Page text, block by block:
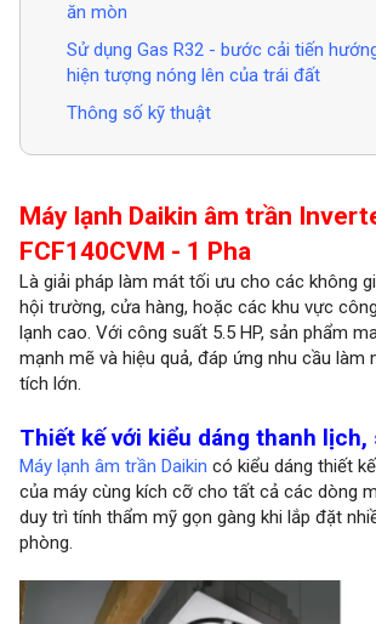
ăn mòn
Sử dụng Gas R32 - bước cải tiến
hiện tượng nóng lên của trái đất
Thông số kỹ thuật
Máy lạnh Daikin âm trần
FCF140CVM - 1 Pha
Là giải pháp làm mát tối ưu cho các không
hội trường, cửa hàng, hoặc các khu vực
lạnh cao. Với công suất 5.5 HP, sản phẩm
mạnh mẽ và hiệu quả, đáp ứng nhu cầu
tích lớn.
Thiết kế với kiểu dáng thanh lịch,
Máy lạnh âm trần Daikin có kiểu dáng thiết
của máy cùng kích cỡ cho tất cả các dòng
duy trì tính thẩm mỹ gọn gàng khi lắp đặt
phòng.